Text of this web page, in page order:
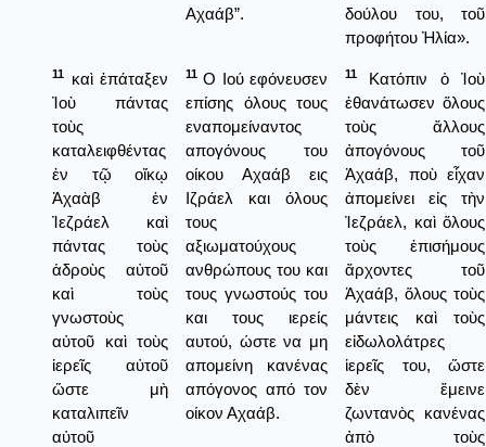
Αχαάβ”.
δούλου του, τοῦ
προφήτου Ἠλία».
11
καὶ ἐπάταξεν
Ἰοὺ πάντας
τοὺς
καταλειφθέντας
ἐν τῷ οἴκῳ
Ἀχαὰβ ἐν
Ἰεζράελ καὶ
πάντας τοὺς
ἁδροὺς αὐτοῦ
καὶ τοὺς
γνωστοὺς
αὐτοῦ καὶ τοὺς
ἱερεῖς αὐτοῦ
ὥστε μὴ
καταλιπεῖν
αὐτοῦ
11 Ο Ιού εφόνευσεν
επίσης όλους τους
εναπομείναντος
απογόνους του
οίκου Αχαάβ εις
Ιζράελ και όλους
τους
αξιωματούχους
ανθρώπους του και
τους γνωστούς του
και τους ιερείς
αυτού, ώστε να μη
απομείνη κανένας
απόγονος από τον
οίκον Αχαάβ.
11
Κατόπιν ὁ Ἰοὺ
ἐθανάτωσεν ὅλους
τοὺς ἄλλους
ἀπογόνους τοῦ
Ἀχαάβ, ποὺ εἶχαν
ἀπομείνει εἰς τὴν
Ἰεζράελ, καὶ ὅλους
τοὺς ἐπισήμους
ἄρχοντες τοῦ
Ἀχαάβ, ὅλους τοὺς
μάντεις καὶ τοὺς
εἰδωλολάτρες
ἱερεῖς του, ὥστε
δὲν ἔμεινε
ζωντανὸς κανένας
ἀπὸ τοὺς